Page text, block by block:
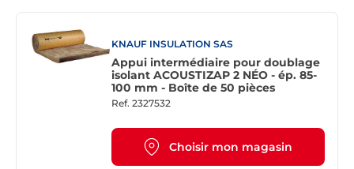
KNAUF INSULATION SAS
Appui intermédiaire pour doublage
isolant ACOUSTIZAP 2 NÉO - ép. 85-
100 mm - Boîte de 50 pièces
Ref. 2327532
Choisir mon magasin